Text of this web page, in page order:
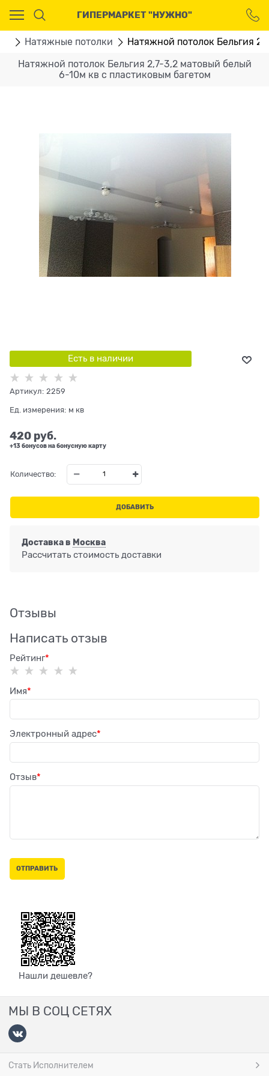
ГИПЕРМАРКЕТ "НУЖНО"
Натяжные потолки Натяжной потолок Бельгия
Натяжной потолок Бельгия 2,7-3,2 матовый белый
6-10м кв с пластиковым багетом
Есть в наличии
Артикул: 2259
Ед. измерения: м кв
420 руб.
+13 бонусов на бонусную карту
Количество:
ДОБАВИТЬ
Доставка в Москва
Рассчитать стоимость доставки
Отзывы
Написать отзыв
Рейтинг
Имя
Электронный адрес
Отзыв
Нашли дешевле?
МЫ В СОЦ СЕТЯХ
Стать Исполнителем
Ваш город - Москва,
угадали?
ДА НЕТ